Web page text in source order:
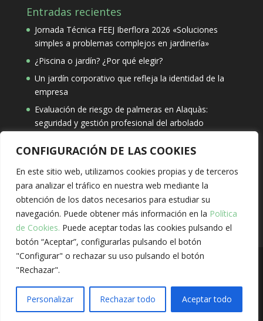
CONFIGURACIÓN DE LAS COOKIES
En este sitio web, utilizamos cookies propias y de terceros
para analizar el tráfico en nuestra web mediante la
obtención de los datos necesarios para estudiar su
navegación. Puede obtener más información en la Política
de Cookies. Puede aceptar todas las cookies pulsando el
botón “Aceptar”, configurarlas pulsando el botón
"Configurar" o rechazar su uso pulsando el botón
"Rechazar".
Personalizar Rechazar todo Aceptar todo
Entradas recientes
Jornada Técnica FEEJ Iberflora 2026 «Soluciones
simples a problemas complejos en jardinería»
¿Piscina o jardín? ¿Por qué elegir?
Un jardín corporativo que refleja la identidad de la
empresa
Evaluación de riesgo de palmeras en Alaquàs:
seguridad y gestión profesional del arbolado
Privacidad- Política de Cookies
Sitio web creado
por Aenima.Studio